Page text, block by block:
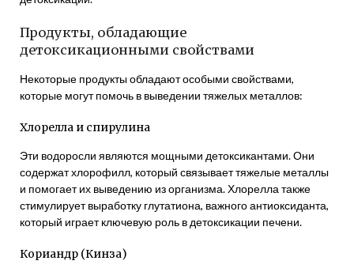
Продукты, обладающие
детоксикационными свойствами
Некоторые продукты обладают особыми свойствами,
которые могут помочь в выведении тяжелых металлов:
Хлорелла и спирулина
Эти водоросли являются мощными детоксикантами. Они
содержат хлорофилл, который связывает тяжелые металлы
и помогает их выведению из организма. Хлорелла также
стимулирует выработку глутатиона, важного антиоксиданта,
который играет ключевую роль в детоксикации печени.
Кориандр (Кинза)